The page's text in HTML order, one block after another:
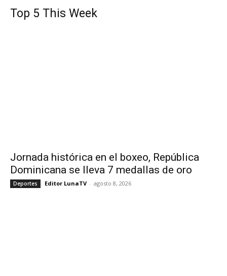
Top 5 This Week
Jornada histórica en el boxeo, República
Dominicana se lleva 7 medallas de oro
Deportes Editor LunaTV - agosto 8, 2026